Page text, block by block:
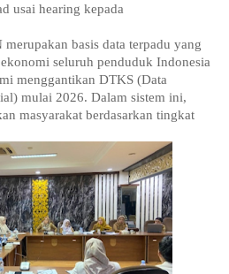
usai hearing kepada
merupakan basis data terpadu yang
seluruh penduduk Indonesia
menggantikan DTKS (Data
mulai 2026. Dalam sistem ini,
masyarakat berdasarkan tingkat